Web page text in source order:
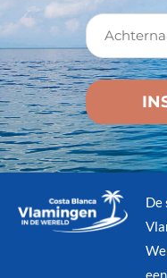
De
een